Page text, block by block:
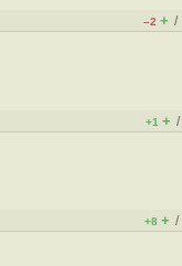
–2 + /
+1 + /
+8 + /